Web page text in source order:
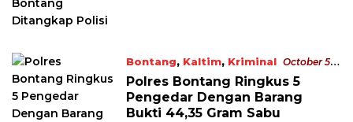
Bontang, Kaltim, Kriminal October 5,
2022
Polres Bontang Ringkus 5
Pengedar Dengan Barang
Bukti 44,35 Gram Sabu